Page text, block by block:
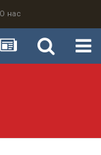
О нас